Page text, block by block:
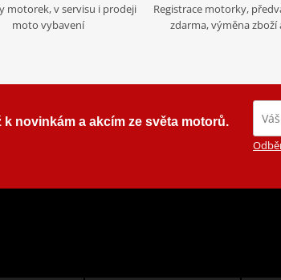
motorek, v servisu i prodeji
moto vybavení
Registrace motorky,
zdarma, výměna zboží
novinkám a akcím ze světa motorů.